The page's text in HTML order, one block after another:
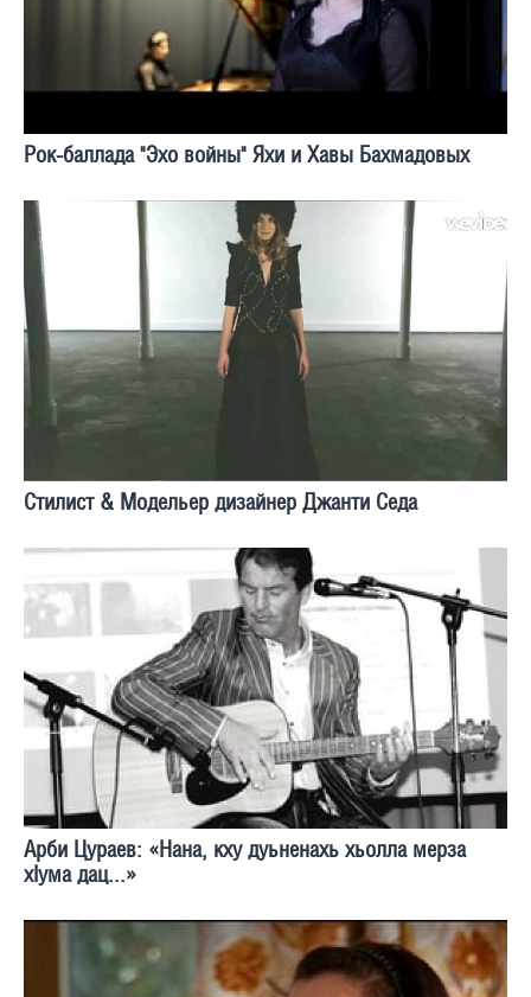
Рок-баллада "Эхо войны" Яхи и Хавы Бахмадовых
Стилист & Модельер дизайнер Джанти Седа
Арби Цураев: «Нана, кху дуьненахь хьолла мерза
хIума дац...»